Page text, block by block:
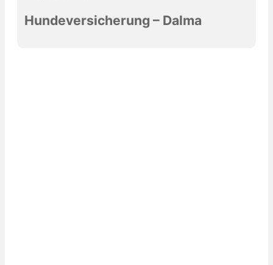
Hundeversicherung – Dalma